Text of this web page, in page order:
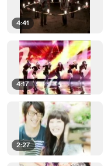
4:41
4:17
2:27